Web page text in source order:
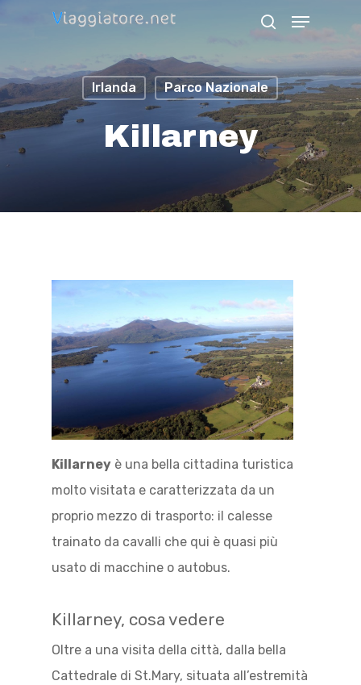
content
Menu
Irlanda Parco Nazionale
Killarney
Killarney è una bella cittadina turistica
molto visitata e caratterizzata da un
proprio mezzo di trasporto: il calesse
trainato da cavalli che qui è quasi più
usato di macchine o autobus.
Killarney, cosa vedere
Oltre a una visita della città, dalla bella
Cattedrale di St.Mary, situata all’estremità
Menu